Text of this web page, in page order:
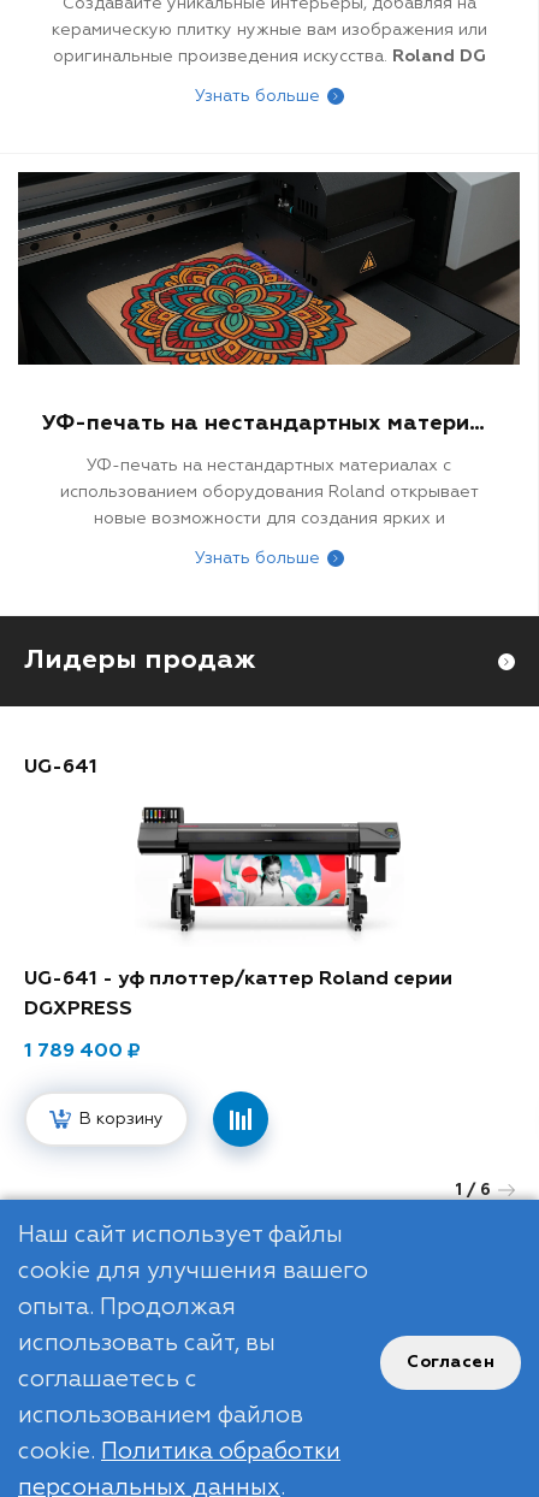
Создавайте уникальные интерьеры, добавляя на
керамическую плитку нужные вам изображения или
оригинальные произведения искусства. Roland DG
плитке для создания индивидуальной графики для
ресторанах, кафе и других, как общественных
местах, так и в частных интерьерах. Печатайте
непосредственно на плитке с помощью принтеров
Roland VersaUVили создавайте печатную графику
для нанесения термопереноса методом сублимации с
помощью принтеровTexart .
Узнать больше
УФ-печать на нестандартных материалах с Roland: расширяем границы возможного
УФ-печать на нестандартных материалах с
использованием оборудования Roland открывает
новые возможности для создания ярких и
поверхностях, таких как стекло, дерево и другие. Эта
печати.
Узнать больше
1 / 6
Лидеры продаж
UG-641
UG-641 - уф плоттер/каттер Roland серии
DGXPRESS
1 789 400
В корзину
Next
Наш сайт использует файлы
cookie для улучшения вашего
опыта. Продолжая
использовать сайт, вы
соглашаетесь с
использованием файлов
cookie. Политика обработки
персональных данных.
Согласен